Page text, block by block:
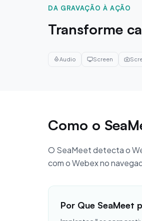
DA GRAVAÇÃO À AÇÃO
Transforme
Audio Screen
Como o
O SeaMeet detecta o
com o Webex no
Por Que SeaMeet